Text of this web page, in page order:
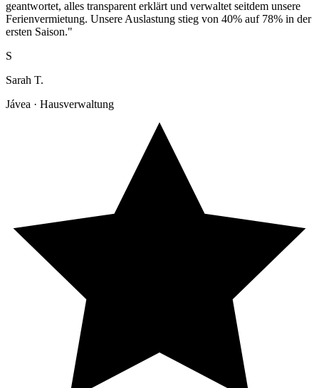
geantwortet, alles transparent erklärt und verwaltet seitdem unsere
Ferienvermietung. Unsere Auslastung stieg von 40% auf 78% in der
ersten Saison."
S
Sarah T.
Jávea · Hausverwaltung